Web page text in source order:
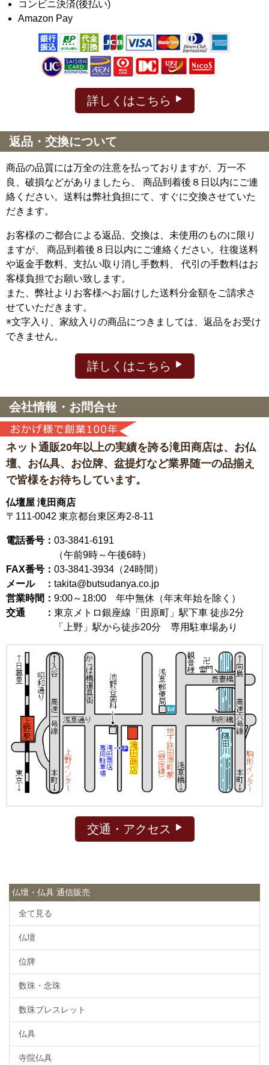
コンビニ決済(後払い)
Amazon Pay
詳しくはこちら
返品・交換について
商品の品質には万全の注意を払っておりますが、万一不
良、破損などがありましたら、 商品到着後８日以内にご連
絡ください。送料は弊社負担にて、すぐに交換させていた
だきます。
お客様のご都合による返品、交換は、未使用のものに限り
ますが、
商品到着後８日以内にご連絡ください。往復送料
や返金手数料、支払い取り消し手数料、 代引の手数料はお
客様負担でお願い致します。
また、弊社よりお客様へお届けした送料分金額をご請求さ
せていただきます。
※文字入り、家紋入りの商品につきましては、返品をお受け
できません。
詳しくはこちら
会社情報・お問合せ
ネット通販20年以上の実績を誇る滝田商店は、 お仏
壇、お仏具、お位牌、盆提灯など業界随一の品揃え
で皆様をお待ちしています。
仏壇屋 滝田商店
〒111-0042 東京都台東区寿2-8-11
電話番号： 03-3841-6191
（午前9時～午後6時）
FAX番号： 03-3841-3934（24時間）
メール ： takita@butsudanya.co.jp
営業時間： 9:00～18:00 年中無休（年末年始を除く）
交通 ： 東京メトロ銀座線「田原町」駅下車 徒歩2分
「上野」駅から徒歩20分 専用駐車場あり
交通・アクセス
仏壇・仏具 通信販売
全て見る
仏壇
位牌
数珠・念珠
数珠ブレスレット
仏具
寺院仏具